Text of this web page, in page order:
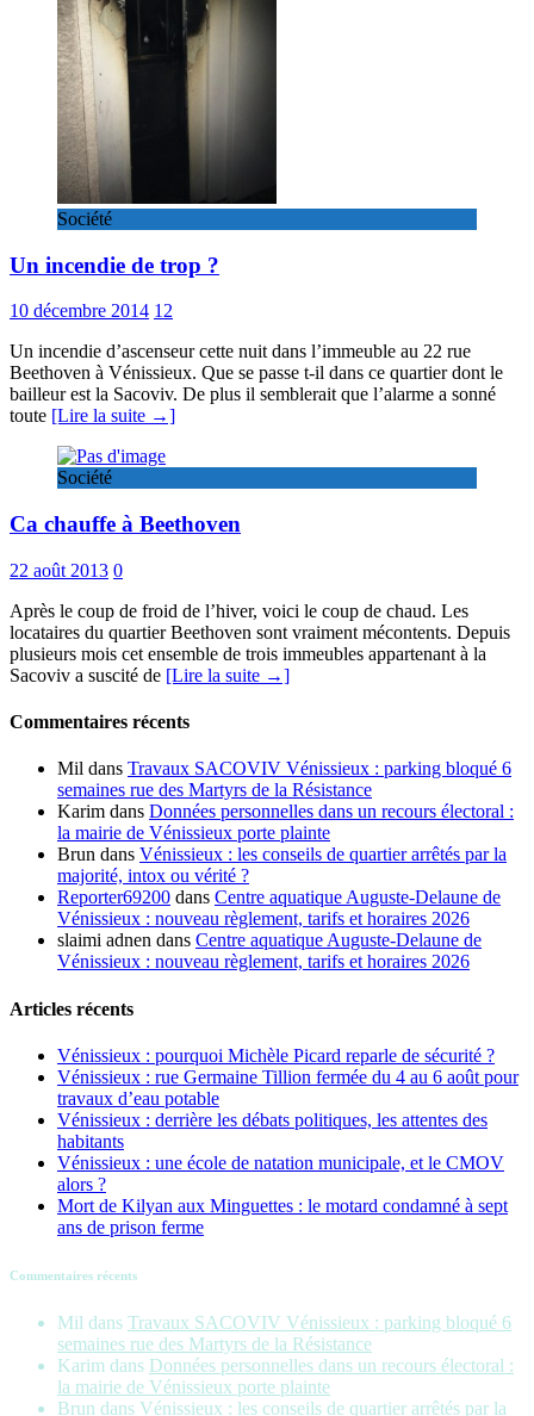
Société
Un incendie de trop ?
10 décembre 2014 12
Un incendie d’ascenseur cette nuit dans l’immeuble au 22 rue
Beethoven à Vénissieux. Que se passe t-il dans ce quartier dont le
bailleur est la Sacoviv. De plus il semblerait que l’alarme a sonné
toute [Lire la suite →]
Société
Ca chauffe à Beethoven
22 août 2013 0
Après le coup de froid de l’hiver, voici le coup de chaud. Les
locataires du quartier Beethoven sont vraiment mécontents. Depuis
plusieurs mois cet ensemble de trois immeubles appartenant à la
Sacoviv a suscité de [Lire la suite →]
Commentaires récents
Mil dans Travaux SACOVIV Vénissieux : parking bloqué 6
semaines rue des Martyrs de la Résistance
Karim dans Données personnelles dans un recours électoral :
la mairie de Vénissieux porte plainte
Brun dans Vénissieux : les conseils de quartier arrêtés par la
majorité, intox ou vérité ?
Reporter69200 dans Centre aquatique Auguste-Delaune de
Vénissieux : nouveau règlement, tarifs et horaires 2026
slaimi adnen dans Centre aquatique Auguste-Delaune de
Vénissieux : nouveau règlement, tarifs et horaires 2026
Articles récents
Vénissieux : pourquoi Michèle Picard reparle de sécurité ?
Vénissieux : rue Germaine Tillion fermée du 4 au 6 août pour
travaux d’eau potable
Vénissieux : derrière les débats politiques, les attentes des
habitants
Vénissieux : une école de natation municipale, et le CMOV
alors ?
Mort de Kilyan aux Minguettes : le motard condamné à sept
ans de prison ferme
Commentaires récents
Mil dans Travaux SACOVIV Vénissieux : parking bloqué 6
semaines rue des Martyrs de la Résistance
Karim dans Données personnelles dans un recours électoral :
la mairie de Vénissieux porte plainte
Brun dans Vénissieux : les conseils de quartier arrêtés par la